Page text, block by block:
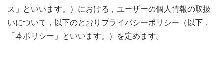
ス」といいます。）における，ユーザーの個人情報の取扱
いについて，以下のとおりプライバシーポリシー（以下，
「本ポリシー」といいます。）を定めます。